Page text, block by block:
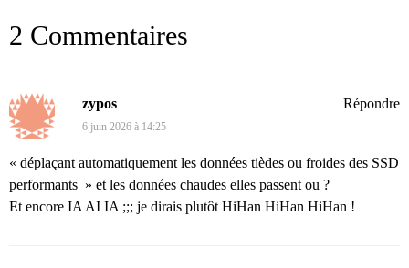
2 Commentaires
zypos
6 juin 2026 à 14:25
« déplaçant automatiquement les données tièdes ou froides des SSD
performants » et les données chaudes elles passent ou ?
Et encore IA AI IA ;;; je dirais plutôt HiHan HiHan HiHan !
Répondre